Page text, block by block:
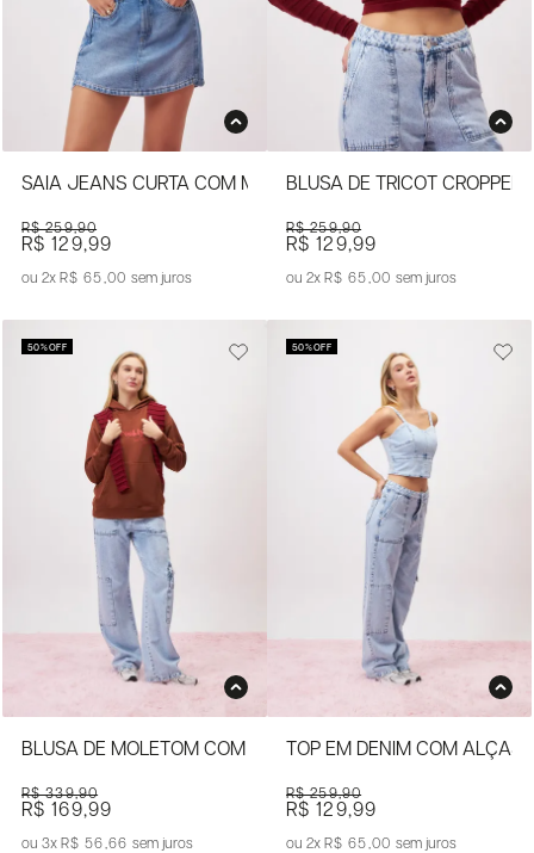
SAIA JEANS CURTA COM MODELAGEM RETA
R$ 259,90
R$ 129,99
2x R$ 65,00sem juros
BLUSA DE TRICOT CROPPED
R$ 259,90
R$ 129,99
2x R$ 65,00sem juros
50%OFF
BLUSA DE MOLETOM COM CAPUZ E ESTAMPA FRONTAL
R$ 339,90
R$ 169,99
3x R$ 56,66sem juros
50%OFF
TOP EM DENIM COM ALÇAS
R$ 259,90
R$ 129,99
2x R$ 65,00sem juros